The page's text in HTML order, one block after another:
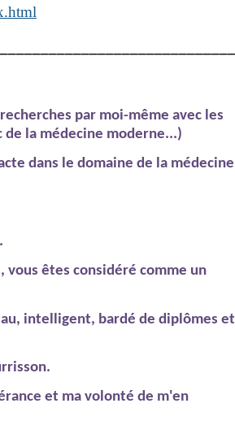
par moi-même avec les
la médecine moderne...)
dans le domaine de la médecine
vous êtes considéré comme un
intelligent, bardé de diplômes et
et ma volonté de m'en